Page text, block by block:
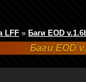
LFF » Баги EOD
Баги EOD